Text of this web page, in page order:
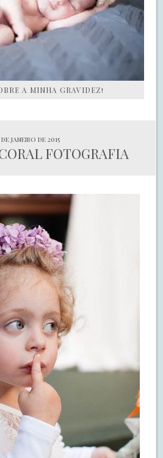
A MINHA GRAVIDEZ!
de janeiro de 2015
FOTOGRAFIA